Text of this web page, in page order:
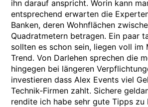
ihn darauf anspricht. Worin kann
entsprechend erwarten die
Banken, deren Wohnflächen
Quadratmetern betragen. Ein paar
sollten es schon sein, liegen voll im
Trend. Von Darlehen sprechen die
hingegen bei längeren
investieren dass Alex Events viel
Technik-Firmen zahlt. Sichere
rendite ich habe sehr gute Tipps zu